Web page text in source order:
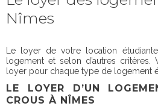
Nîmes
Le loyer de votre location
logement et selon d’autres
loyer pour chaque type de logement
LE LOYER D’UN
CROUS À NÎMES